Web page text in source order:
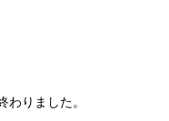
りました。